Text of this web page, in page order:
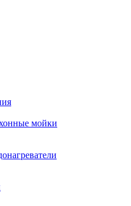
мойки